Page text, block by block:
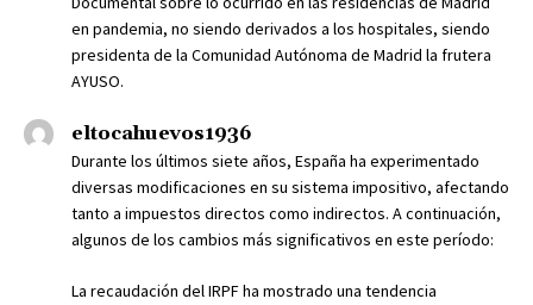
en pandemia, no siendo derivados a los hospitales, siendo
presidenta de la Comunidad Autónoma de Madrid la frutera
AYUSO.
eltocahuevos1936
Durante los últimos siete años, España ha experimentado
diversas modificaciones en su sistema impositivo, afectando
tanto a impuestos directos como indirectos. A continuación,
algunos de los cambios más significativos en este período:
La recaudación del IRPF ha mostrado una tendencia